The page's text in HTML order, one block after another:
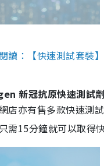
讀：【快速測試套裝
新冠抗原快速測試劑
店亦有售多款快速測
需15分鐘就可以取得